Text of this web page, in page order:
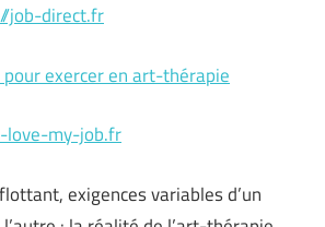
job-direct.fr
exercer en art-thérapie
love-my-job.fr
exigences variables d’un